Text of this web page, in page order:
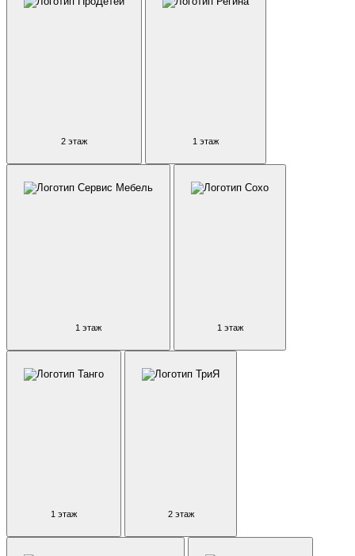
2 этаж 1 этаж
1 этаж 1 этаж
1 этаж 2 этаж